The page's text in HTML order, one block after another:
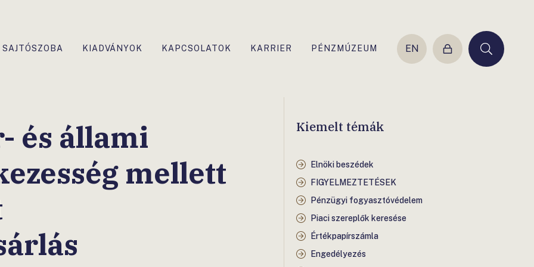
SAJTÓSZOBA KIADVÁNYOK KAPCSOLATOK KARRIER PÉNZMÚZEUM EN
Belépés Keresés
és állami
mellett
Kiemelt témák
Elnöki beszédek
FIGYELMEZTETÉSEK
Pénzügyi fogyasztóvédelem
Piaci szereplők keresése
Értékpapírszámla
Engedélyezés